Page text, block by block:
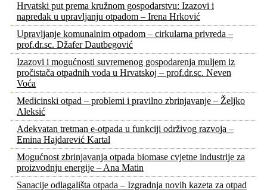
Hrvatski put prema kružnom gospodarstvu: Izazovi i
napredak u upravljanju otpadom – Irena Hrković
Upravljanje komunalnim otpadom – cirkularna privreda –
prof.dr.sc. Džafer Dautbegović
Izazovi i mogućnosti suvremenog gospodarenja muljem iz
pročistača otpadnih voda u Hrvatskoj – prof.dr.sc. Neven
Voća
Medicinski otpad – problemi i pravilno zbrinjavanje – Željko
Aleksić
Adekvatan tretman e-otpada u funkciji održivog razvoja –
Emina Hajdarević Kartal
Mogućnost zbrinjavanja otpada biomase cvjetne industrije za
proizvodnju energije – Ana Matin
Sanacije odlagališta otpada – Izgradnja novih kazeta za otpad